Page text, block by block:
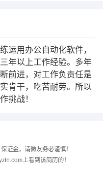
运用办公自动化软件，
年以上工作经验。多年
前进，对工作负责任是
肯干，吃苦耐劳。所以
挑战！
证金，请微友务必谨慎！
上看到该简历的！